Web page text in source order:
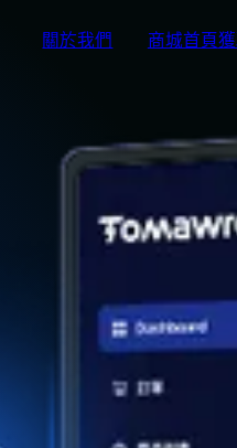
關於我們 商城首頁